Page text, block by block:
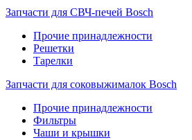
Запчасти для СВЧ-печей Bosch
Прочие принадлежности
Решетки
Тарелки
Запчасти для соковыжималок Bosch
Прочие принадлежности
Фильтры
Чаши и крышки